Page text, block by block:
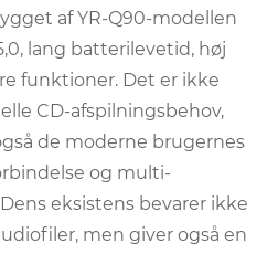
af YR-Q90-modellen
lang batterilevetid, høj
funktioner. Det er ikke
CD-afspilningsbehov,
de moderne brugernes
og multi-
eksistens bevarer ikke
men giver også en